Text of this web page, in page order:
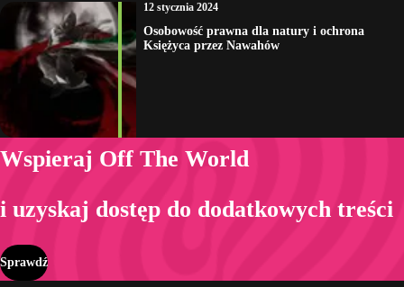
12 stycznia 2024
Osobowość prawna dla natury i ochrona
Księżyca przez Nawahów
Wspieraj Off The World
i uzyskaj dostęp do dodatkowych treści
Sprawdź